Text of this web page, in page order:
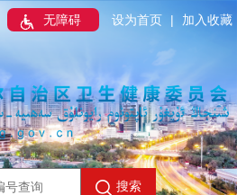
无障碍 设为首页 | 加入收藏
搜索